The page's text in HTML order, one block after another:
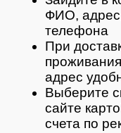
ФИО,
телефона
При
адрес
Выберите
сайте
счета по